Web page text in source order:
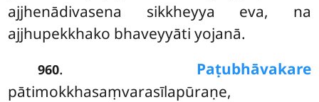
ajjhenādivasena sikkheyya eva, na
ajjhupekkhako bhaveyyāti yojanā.
960. Paṭubhāvakare
pātimokkhasaṃvarasīlapūraṇe,